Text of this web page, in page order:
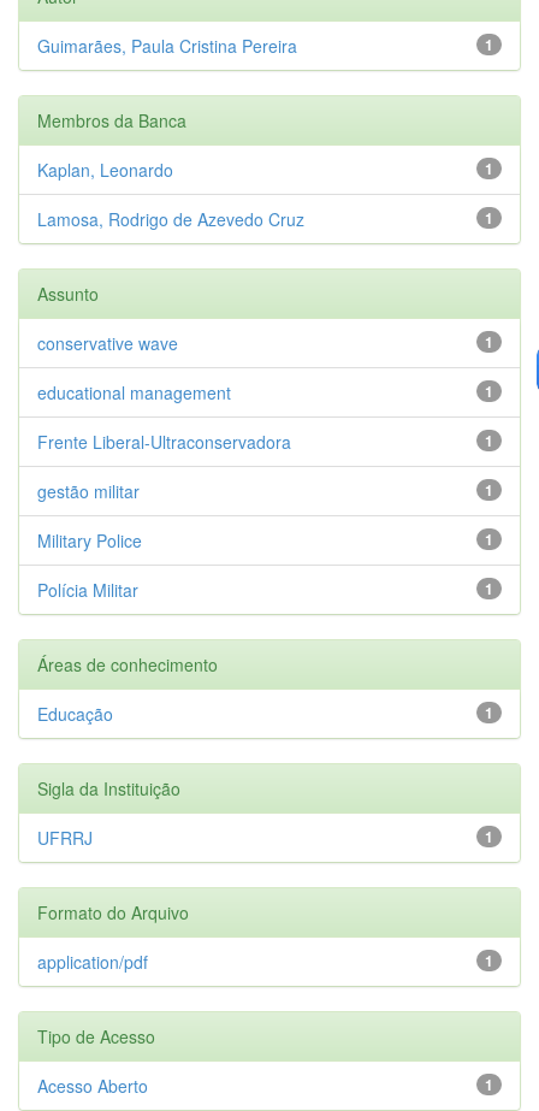
1
Guimarães, Paula Cristina Pereira
Membros da Banca
1
Kaplan, Leonardo
1
Lamosa, Rodrigo de Azevedo Cruz
Assunto
1
conservative wave
1
educational management
1
Frente Liberal-Ultraconservadora
1
gestão militar
1
Military Police
1
Polícia Militar
Áreas de conhecimento
1
Educação
Sigla da Instituição
1
UFRRJ
Formato do Arquivo
1
application/pdf
Tipo de Acesso
1
Acesso Aberto